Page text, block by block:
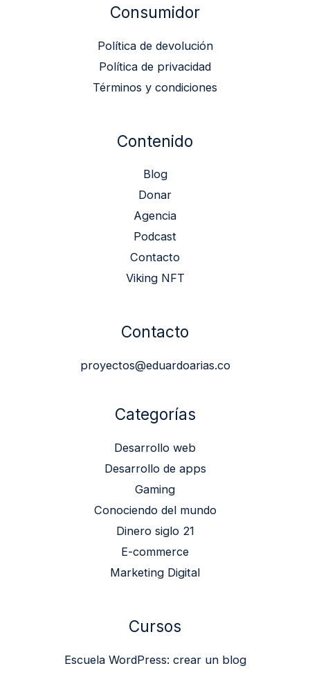
Consumidor
Política de devolución
Política de privacidad
Términos y condiciones
Contenido
Blog
Donar
Agencia
Podcast
Contacto
Viking NFT
Contacto
proyectos@eduardoarias.co
Categorías
Desarrollo web
Desarrollo de apps
Gaming
Conociendo del mundo
Dinero siglo 21
E-commerce
Marketing Digital
Cursos
Escuela WordPress: crear un blog